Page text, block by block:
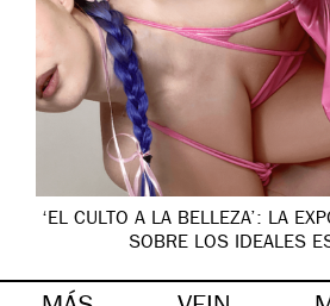
‘EL CULTO A LA BELLEZA’: LA
SOBRE LOS IDEALES